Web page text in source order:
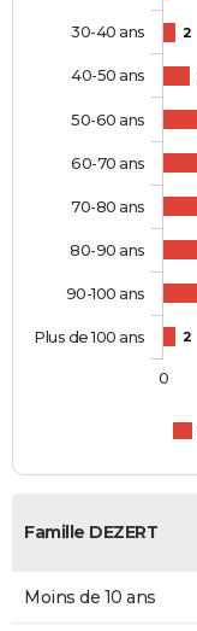
2
2
30-40 ans
40-50 ans
50-60 ans
60-70 ans
70-80 ans
80-90 ans
90-100 ans
Plus de 100 ans
0
Famille DEZERT
Moins de 10 ans